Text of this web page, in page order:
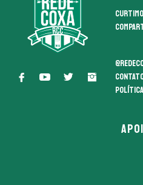
Política